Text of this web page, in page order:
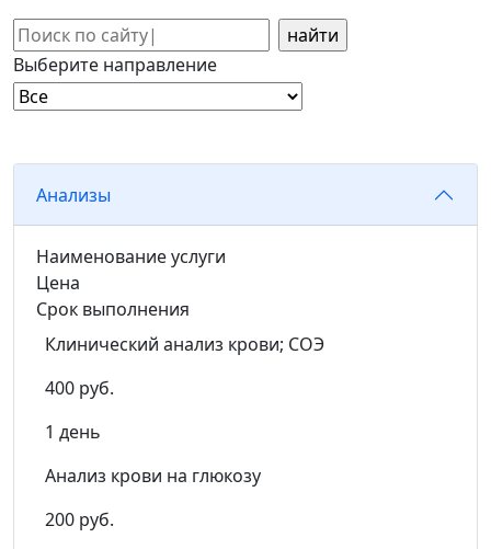
Поиск:
Выберите направление
Анализы
Наименование услуги
Цена
Срок выполнения
Клинический анализ крови; СОЭ
400 руб.
1 день
Анализ крови на глюкозу
200 руб.